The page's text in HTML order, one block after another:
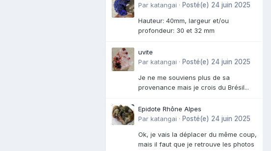
Par katangai · Posté(e) 24 juin 2025
Hauteur: 40mm, largeur et/ou
profondeur: 30 et 32 mm
uvite
Par katangai · Posté(e) 24 juin 2025
Je ne me souviens plus de sa
provenance mais je crois du Brésil...
Epidote Rhône Alpes
Par katangai · Posté(e) 24 juin 2025
Ok, je vais la déplacer du même coup,
mais il faut que je retrouve les photos